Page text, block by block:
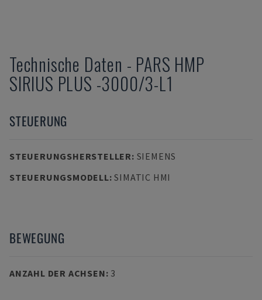
Technische Daten - PARS HMP
SIRIUS PLUS -3000/3-L1
STEUERUNG
STEUERUNGSHERSTELLER: SIEMENS
STEUERUNGSMODELL:SIMATIC HMI
BEWEGUNG
ANZAHL DER ACHSEN: 3